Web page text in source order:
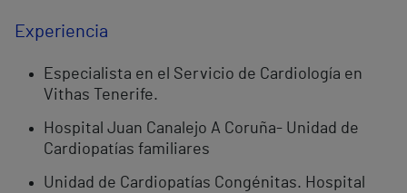
Experiencia
Especialista en el Servicio de Cardiología en
Vithas Tenerife.
Hospital Juan Canalejo A Coruña- Unidad de
Cardiopatías familiares
Unidad de Cardiopatías Congénitas. Hospital